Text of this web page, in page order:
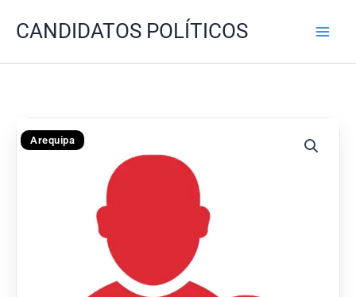
CANDIDATOS POLÍTICOS
Arequipa